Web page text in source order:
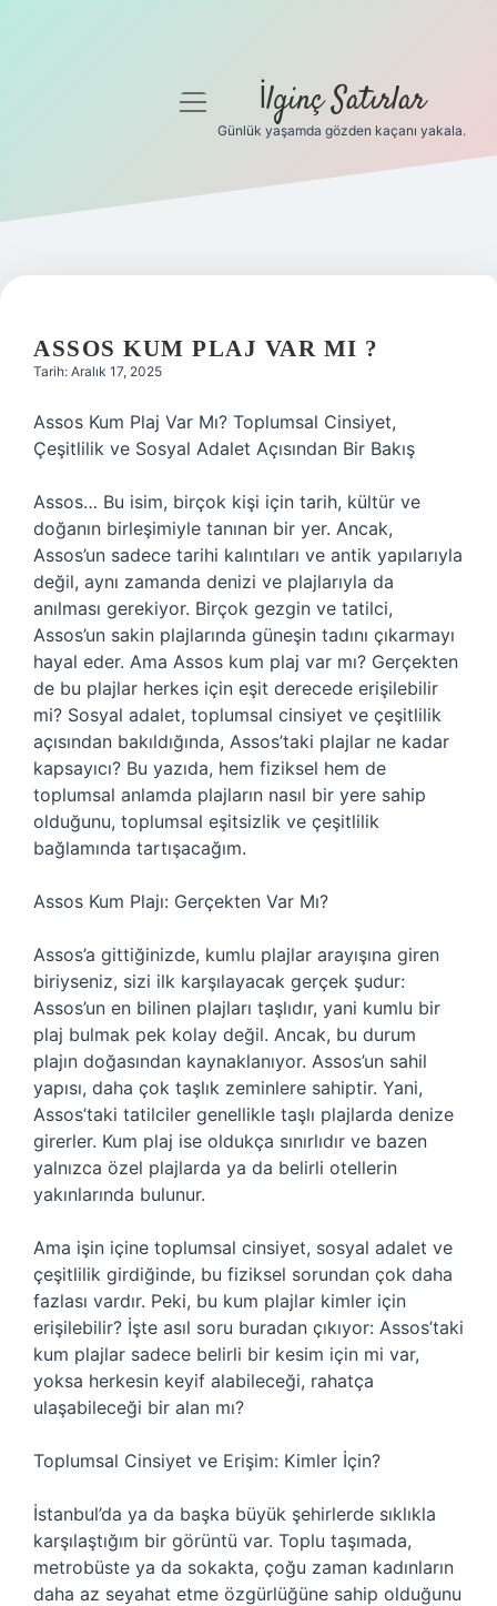
Gizlilik Politikası
Yasal Uyarı
menüyü
İlginç Satırlar
Günlük yaşamda gözden kaçanı yakala.
ASSOS KUM PLAJ VAR MI ?
Tarih: Aralık 17, 2025
Assos Kum Plaj Var Mı? Toplumsal Cinsiyet,
Çeşitlilik ve Sosyal Adalet Açısından Bir Bakış
Assos… Bu isim, birçok kişi için tarih, kültür ve
doğanın birleşimiyle tanınan bir yer. Ancak,
Assos’un sadece tarihi kalıntıları ve antik yapılarıyla
değil, aynı zamanda denizi ve plajlarıyla da
anılması gerekiyor. Birçok gezgin ve tatilci,
Assos’un sakin plajlarında güneşin tadını çıkarmayı
hayal eder. Ama Assos kum plaj var mı? Gerçekten
de bu plajlar herkes için eşit derecede erişilebilir
mi? Sosyal adalet, toplumsal cinsiyet ve çeşitlilik
açısından bakıldığında, Assos’taki plajlar ne kadar
kapsayıcı? Bu yazıda, hem fiziksel hem de
toplumsal anlamda plajların nasıl bir yere sahip
olduğunu, toplumsal eşitsizlik ve çeşitlilik
bağlamında tartışacağım.
Assos Kum Plajı: Gerçekten Var Mı?
Assos’a gittiğinizde, kumlu plajlar arayışına giren
biriyseniz, sizi ilk karşılayacak gerçek şudur:
Assos’un en bilinen plajları taşlıdır, yani kumlu bir
plaj bulmak pek kolay değil. Ancak, bu durum
plajın doğasından kaynaklanıyor. Assos’un sahil
yapısı, daha çok taşlık zeminlere sahiptir. Yani,
Assos’taki tatilciler genellikle taşlı plajlarda denize
girerler. Kum plaj ise oldukça sınırlıdır ve bazen
yalnızca özel plajlarda ya da belirli otellerin
yakınlarında bulunur.
Ama işin içine toplumsal cinsiyet, sosyal adalet ve
çeşitlilik girdiğinde, bu fiziksel sorundan çok daha
fazlası vardır. Peki, bu kum plajlar kimler için
erişilebilir? İşte asıl soru buradan çıkıyor: Assos’taki
kum plajlar sadece belirli bir kesim için mi var,
yoksa herkesin keyif alabileceği, rahatça
ulaşabileceği bir alan mı?
Toplumsal Cinsiyet ve Erişim: Kimler İçin?
İstanbul’da ya da başka büyük şehirlerde sıklıkla
karşılaştığım bir görüntü var. Toplu taşımada,
metrobüste ya da sokakta, çoğu zaman kadınların
daha az seyahat etme özgürlüğüne sahip olduğunu